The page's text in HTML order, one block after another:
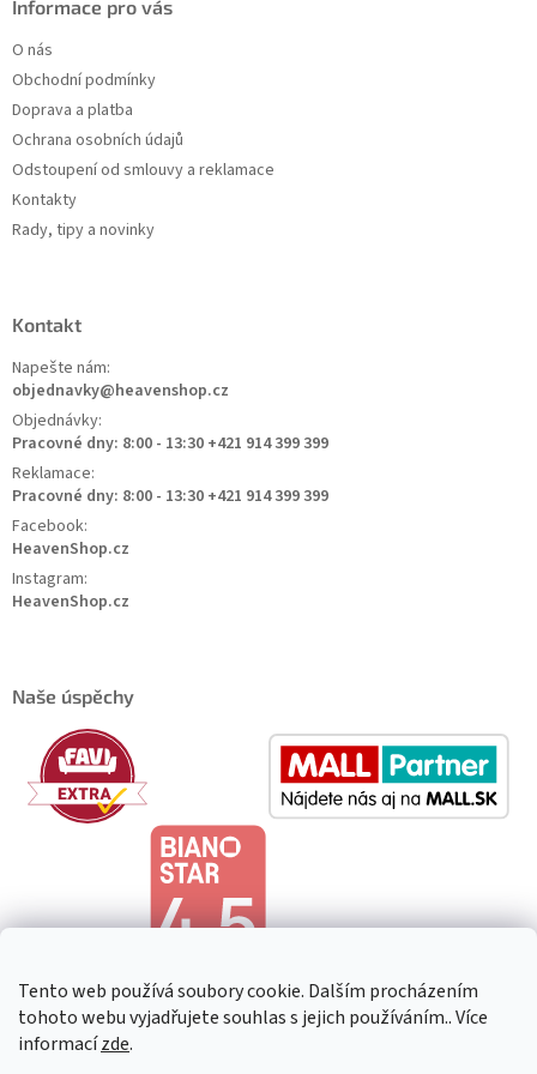
Tento web používá soubory cookie. Dalším procházením
tohoto webu vyjadřujete souhlas s jejich používáním.. Více
informacízde.
Informace pro vás
O nás
Obchodní podmínky
Doprava a platba
Ochrana osobních údajů
Odstoupení od smlouvy a reklamace
Kontakty
Rady, tipy a novinky
Kontakt
Napešte nám:
objednavky@heavenshop.cz
Objednávky:
Pracovné dny: 8:00 - 13:30 +421 914 399 399
Reklamace:
Pracovné dny: 8:00 - 13:30 +421 914 399 399
Facebook:
HeavenShop.cz
Instagram:
HeavenShop.cz
Naše úspěchy